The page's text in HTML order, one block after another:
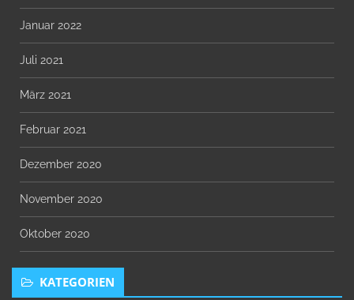
Januar 2022
Juli 2021
März 2021
Februar 2021
Dezember 2020
November 2020
Oktober 2020
KATEGORIEN